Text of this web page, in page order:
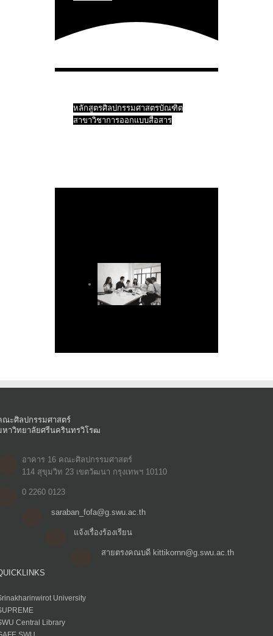
หลักสูตรศิลปกรรมศาสตรบัณฑิต
สาขาวิชาการออกแบบสื่อสาร
ณะศิลปกรรมศาสตร์
หาวิทยาลัยศรีนครินทรวิโรฒ
อาคาร 16 คณะศิลปกรรมศาสตร์
114 สุขุมวิท 23 เขตวัฒนา กรุงเทพฯ 10110
0 2260 0123
saraban_fofa@g.swu.ac.th
แจ้งเรื่องร้องเรียน
สายตรงคณบดี kittikornn@g.swu.ac.th
University
Central Library